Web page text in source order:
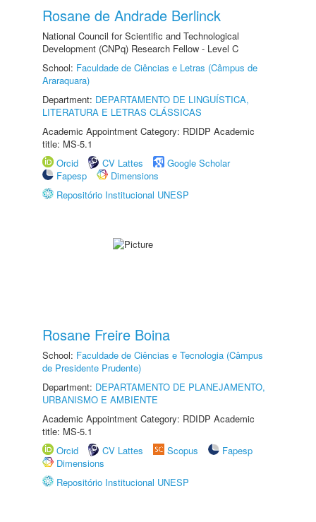
Rosane de Andrade Berlinck
National Council for Scientific and Technological
Development (CNPq) Research Fellow - Level C
School: Faculdade de Ciências e Letras (Câmpus de
Araraquara)
Department: DEPARTAMENTO DE LINGUÍSTICA,
LITERATURA E LETRAS CLÁSSICAS
Academic Appointment Category: RDIDP Academic
title: MS-5.1
Orcid
CV Lattes
Google Scholar
Fapesp
Dimensions
Repositório Institucional UNESP
Rosane Freire Boina
School: Faculdade de Ciências e Tecnologia (Câmpus
de Presidente Prudente)
Department: DEPARTAMENTO DE PLANEJAMENTO,
URBANISMO E AMBIENTE
Academic Appointment Category: RDIDP Academic
title: MS-5.1
Orcid
CV Lattes Scopus
Fapesp
Dimensions
Repositório Institucional UNESP